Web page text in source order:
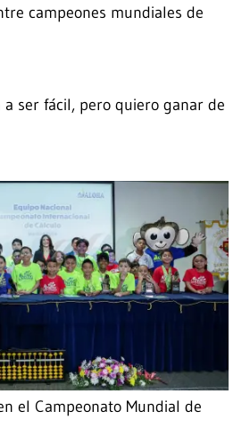
campeones mundiales de
a ser fácil, pero quiero ganar de
el Campeonato Mundial de